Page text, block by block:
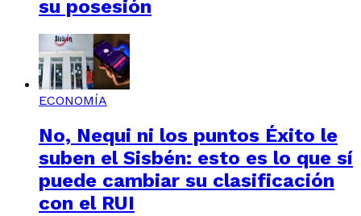
su posesión
ECONOMÍA
No, Nequi ni los puntos Éxito le
suben el Sisbén: esto es lo que sí
puede cambiar su clasificación
con el RUI